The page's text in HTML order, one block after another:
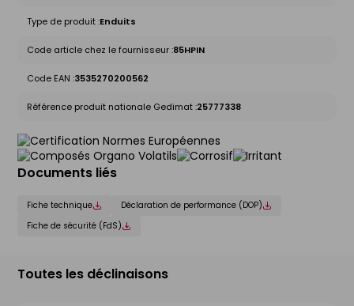
Type de produit :Enduits
Code article chez le fournisseur :85HPIN
Code EAN :3535270200562
Référence produit nationale Gedimat :25777338
Documents liés
Fiche technique
Déclaration de performance (DOP)
Fiche de sécurité (FdS)
Toutes les déclinaisons